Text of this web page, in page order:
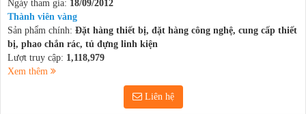
Ngày tham gia: 18/09/2012
Thành viên vàng
Sản phẩm chính: Đặt hàng thiết bị, đặt hàng công nghệ, cung cấp thiết
bị, phao chắn rác, tủ đựng linh kiện
Lượt truy cập: 1,118,979
Xem thêm
Liên hệ